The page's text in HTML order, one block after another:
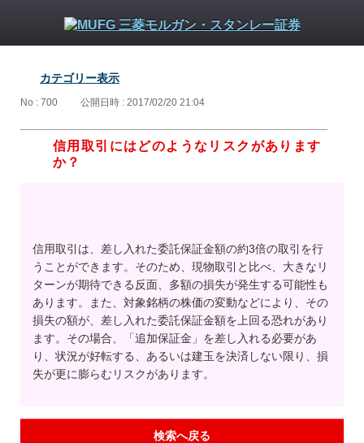
カテゴリー表示
No : 700 公開日時 : 2017/02/20 21:04
信用取引にはどのようなリスクがあります
か？
信用取引は、差し入れた委託保証金額の約3倍の取引を行
うことができます。そのため、現物取引と比べ、大きなリ
ターンが期待できる反面、多額の損失が発生する可能性も
あります。また、対象銘柄の株価の変動などにより、その
損失の額が、差し入れた委託保証金額を上回る恐れがあり
ます。その場合、「追加保証金」を差し入れる必要があ
り、状況が好転する、あるいは建玉を決済しない限り、損
失が更に膨らむリスクがあります。
検索へ戻る